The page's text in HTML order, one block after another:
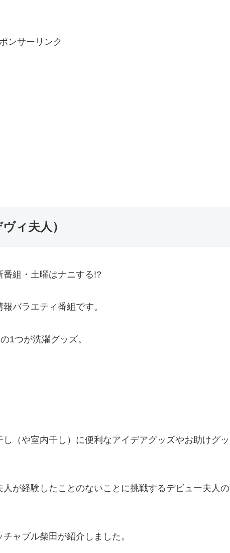
ンサーリンク
ィ夫人）
組・土曜はナニする!?
バラエティ番組です。
1つが洗濯グッズ。
（や室内干し）に便利なアイデアグッズやお助けグッ
が経験したことのないことに挑戦するデビュー夫人の
ャブル柴田が紹介しました。